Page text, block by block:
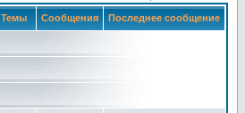
Темы Сообщения Последнее сообщение